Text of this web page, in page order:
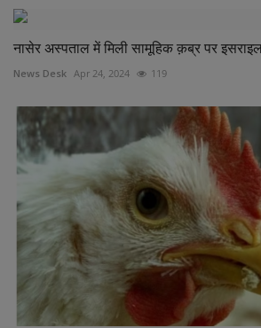
नासेर अस्पताल में मिली सामूहिक क़ब्र पर
News Desk Apr 24, 2024 119